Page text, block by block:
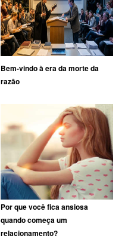
Bem-vindo à era da morte da
razão
Por que você fica ansiosa
quando começa um
relacionamento?